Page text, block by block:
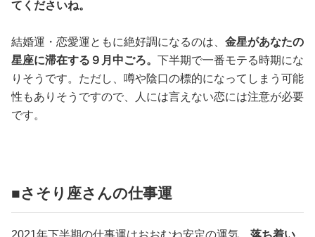
てくださいね。
結婚運・恋愛運ともに絶好調になるのは、 金星があなたの
星座に滞在する９月中ごろ。 下半期で一番モテる時期にな
りそうです。ただし、噂や陰口の標的になってしまう可能
性もありそうですので、人には言えない恋には注意が必要
です。
■さそり座さんの仕事運
2021年下半期の仕事運はおおむね安定の運気。 落ち着い